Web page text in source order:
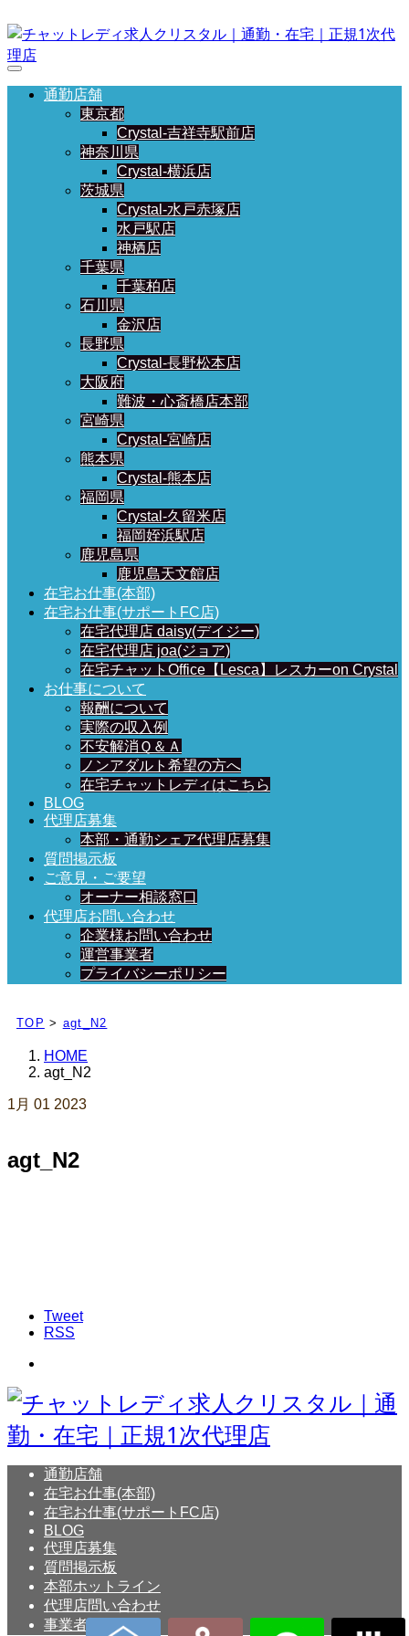
通勤店舗
東京都
Crystal-吉祥寺駅前店
神奈川県
Crystal-横浜店
茨城県
Crystal-水戸赤塚店
水戸駅店
神栖店
千葉県
千葉柏店
石川県
金沢店
長野県
Crystal-長野松本店
大阪府
難波・心斎橋店本部
宮崎県
Crystal-宮崎店
熊本県
Crystal-熊本店
福岡県
Crystal-久留米店
福岡姪浜駅店
鹿児島県
鹿児島天文館店
在宅お仕事(本部)
在宅お仕事(サポートFC店)
在宅代理店 daisy(デイジー)
在宅代理店 joa(ジョア)
在宅チャットOffice【Lesca】レスカーon Crystal
お仕事について
報酬について
実際の収入例
不安解消Ｑ＆Ａ
ノンアダルト希望の方へ
在宅チャットレディはこちら
BLOG
代理店募集
本部・通勤シェア代理店募集
質問掲示板
ご意見・ご要望
オーナー相談窓口
代理店お問い合わせ
企業様お問い合わせ
運営事業者
プライバシーポリシー
TOP > agt_N2
HOME
agt_N2
1月 01 2023
agt_N2
Tweet
RSS
通勤店舗
在宅お仕事(本部)
在宅お仕事(サポートFC店)
BLOG
代理店募集
質問掲示板
本部ホットライン
代理店問い合わせ
事業者概要